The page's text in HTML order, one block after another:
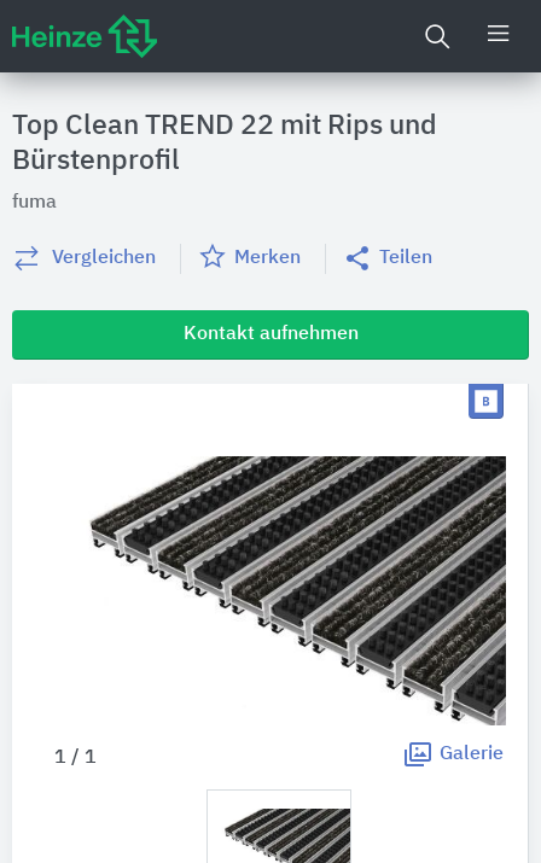
Top Clean TREND 22 mit Rips und
Bürstenprofil
fuma
Vergleichen Merken Teilen
Kontakt aufnehmen
1 / 1 Galerie